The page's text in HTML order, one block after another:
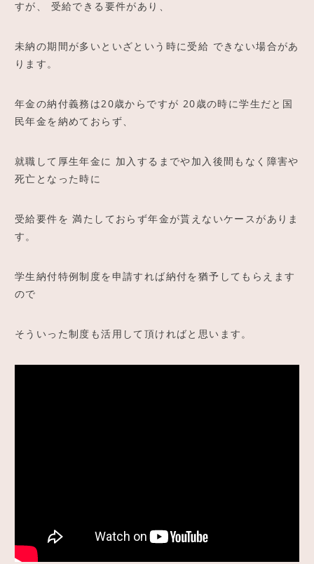
すが、 受給できる要件があり、
未納の期間が多いといざという時に受給 できない場合があ
ります。
年金の納付義務は20歳からですが 20歳の時に学生だと国
民年金を納めておらず、
就職して厚生年金に 加入するまでや加入後間もなく障害や
死亡となった時に
受給要件を 満たしておらず年金が貰えないケースがありま
す。
学生納付特例制度を申請すれば納付を猶予してもらえます
ので
そういった制度も活用して頂ければと思います。